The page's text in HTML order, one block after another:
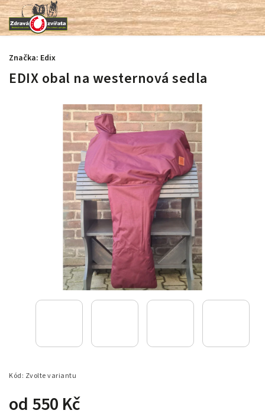
EDIX obal na westernová sedla
Kód: Zvolte variantu
od 550 Kč
Značka: Edix